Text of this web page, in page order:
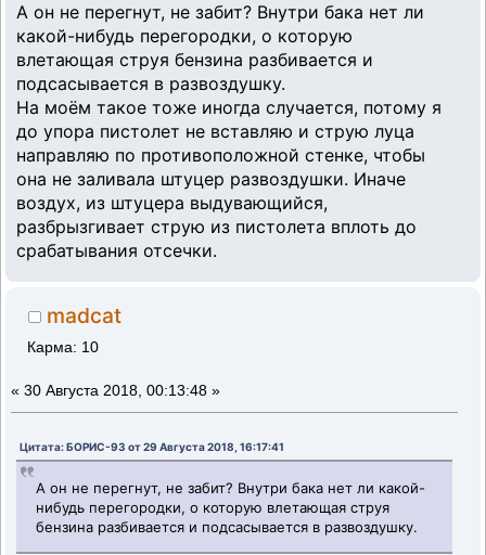
А он не перегнут, не забит? Внутри бака нет ли
какой-нибудь перегородки, о которую
влетающая струя бензина разбивается и
подсасывается в развоздушку.
На моём такое тоже иногда случается, потому я
до упора пистолет не вставляю и струю луца
направляю по противоположной стенке, чтобы
она не заливала штуцер развоздушки. Иначе
воздух, из штуцера выдувающийся,
разбрызгивает струю из пистолета вплоть до
срабатывания отсечки.
madcat
Карма: 10
« 30 Августа 2018, 00:13:48 »
Цитата: БОРИС-93 от 29 Августа 2018, 16:17:41
А он не перегнут, не забит? Внутри бака нет ли какой-
нибудь перегородки, о которую влетающая струя
бензина разбивается и подсасывается в развоздушку.